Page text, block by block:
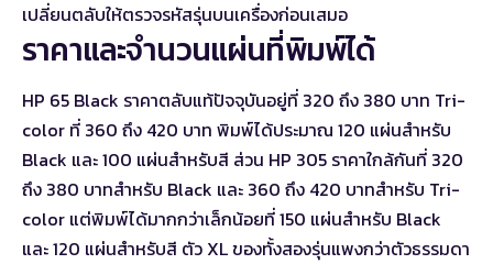
เปลี่ยนตลับให้ตรวจรหัสรุ่นบนเครื่องก่อนเสมอ
ราคาและจำนวนแผ่นที่พิมพ์ได้
HP 65 Black ราคาตลับแท้ปัจจุบันอยู่ที่ 320 ถึง 380 บาท Tri-
color ที่ 360 ถึง 420 บาท พิมพ์ได้ประมาณ 120 แผ่นสำหรับ
Black และ 100 แผ่นสำหรับสี ส่วน HP 305 ราคาใกล้กันที่ 320
ถึง 380 บาทสำหรับ Black และ 360 ถึง 420 บาทสำหรับ Tri-
color แต่พิมพ์ได้มากกว่าเล็กน้อยที่ 150 แผ่นสำหรับ Black
และ 120 แผ่นสำหรับสี ตัว XL ของทั้งสองรุ่นแพงกว่าตัวธรรมดา